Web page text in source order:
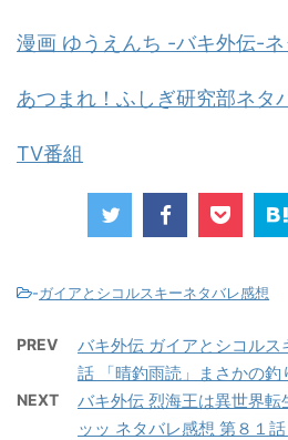
漫画 ゆうえんち -バキ外伝-ネ
あつまれ！ふしぎ研究部ネタ
TV番組
-ガイアとシコルスキーネタバレ感想
PREV
バキ外伝 ガイアとシコルス
話 「晴釣雨読」まさかの釣
NEXT
バキ外伝 烈海王は異世界
ッッ ネタバレ感想 第８１